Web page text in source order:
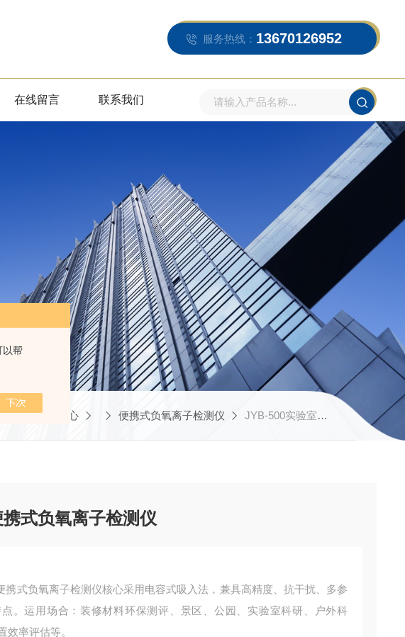
以帮
服务热线： 13670126952
在线留言 联系我们
页 产品中心 便携式负氧离子检测仪 JYB-500实验室科研便携式负氧离子检测仪
式负氧离子检测仪
携式负氧离子检测仪核心采用电容式吸入法，兼具高精度、抗干扰、多参
。运用场合：装修材料环保测评、景区、公园、实验室科研、户外科
效率评估等。